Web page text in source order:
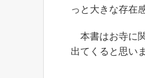
っと大きな存在
本書はお寺に
出てくると思い